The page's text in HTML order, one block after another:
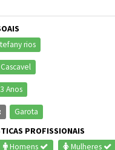
rios
Cascavel
Anos
Garota
PROFISSIONAIS
Homens Mulheres